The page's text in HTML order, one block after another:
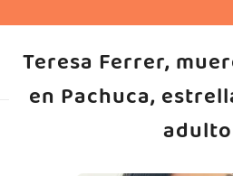
Teresa Ferrer,
en Pachuca,